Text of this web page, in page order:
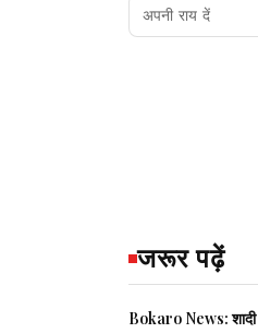
जरूर पढ़ें
Bokaro News: शादी